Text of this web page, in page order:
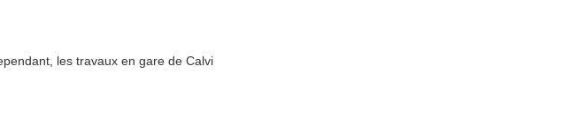
les travaux en gare de Calvi